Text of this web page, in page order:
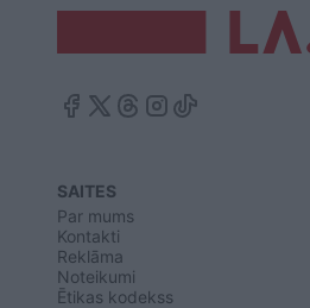
SAITES
Par mums
Kontakti
Reklāma
Noteikumi
Ētikas kodekss